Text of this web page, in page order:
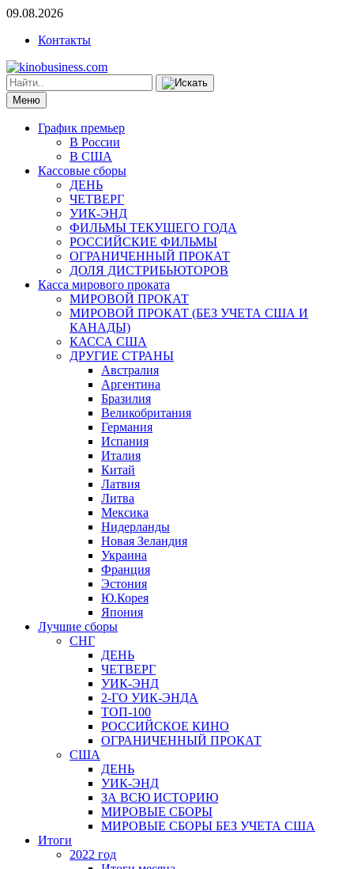
09.08.2026
Контакты
Меню
График премьер
В России
В США
Кассовые сборы
ДЕНЬ
ЧЕТВЕРГ
УИК-ЭНД
ФИЛЬМЫ ТЕКУЩЕГО ГОДА
РОССИЙСКИЕ ФИЛЬМЫ
ОГРАНИЧЕННЫЙ ПРОКАТ
ДОЛЯ ДИСТРИБЬЮТОРОВ
Касса мирового проката
МИРОВОЙ ПРОКАТ
МИРОВОЙ ПРОКАТ (БЕЗ УЧЕТА США И
КАНАДЫ)
КАССА США
ДРУГИЕ СТРАНЫ
Австралия
Аргентина
Бразилия
Великобритания
Германия
Испания
Италия
Китай
Латвия
Литва
Мексика
Нидерланды
Новая Зеландия
Украина
Франция
Эстония
Ю.Корея
Япония
Лучшие сборы
СНГ
ДЕНЬ
ЧЕТВЕРГ
УИК-ЭНД
2-ГО УИК-ЭНДА
ТОП-100
РОССИЙСКОЕ КИНО
ОГРАНИЧЕННЫЙ ПРОКАТ
США
ДЕНЬ
УИК-ЭНД
ЗА ВСЮ ИСТОРИЮ
МИРОВЫЕ СБОРЫ
МИРОВЫЕ СБОРЫ БЕЗ УЧЕТА США
Итоги
2022 год